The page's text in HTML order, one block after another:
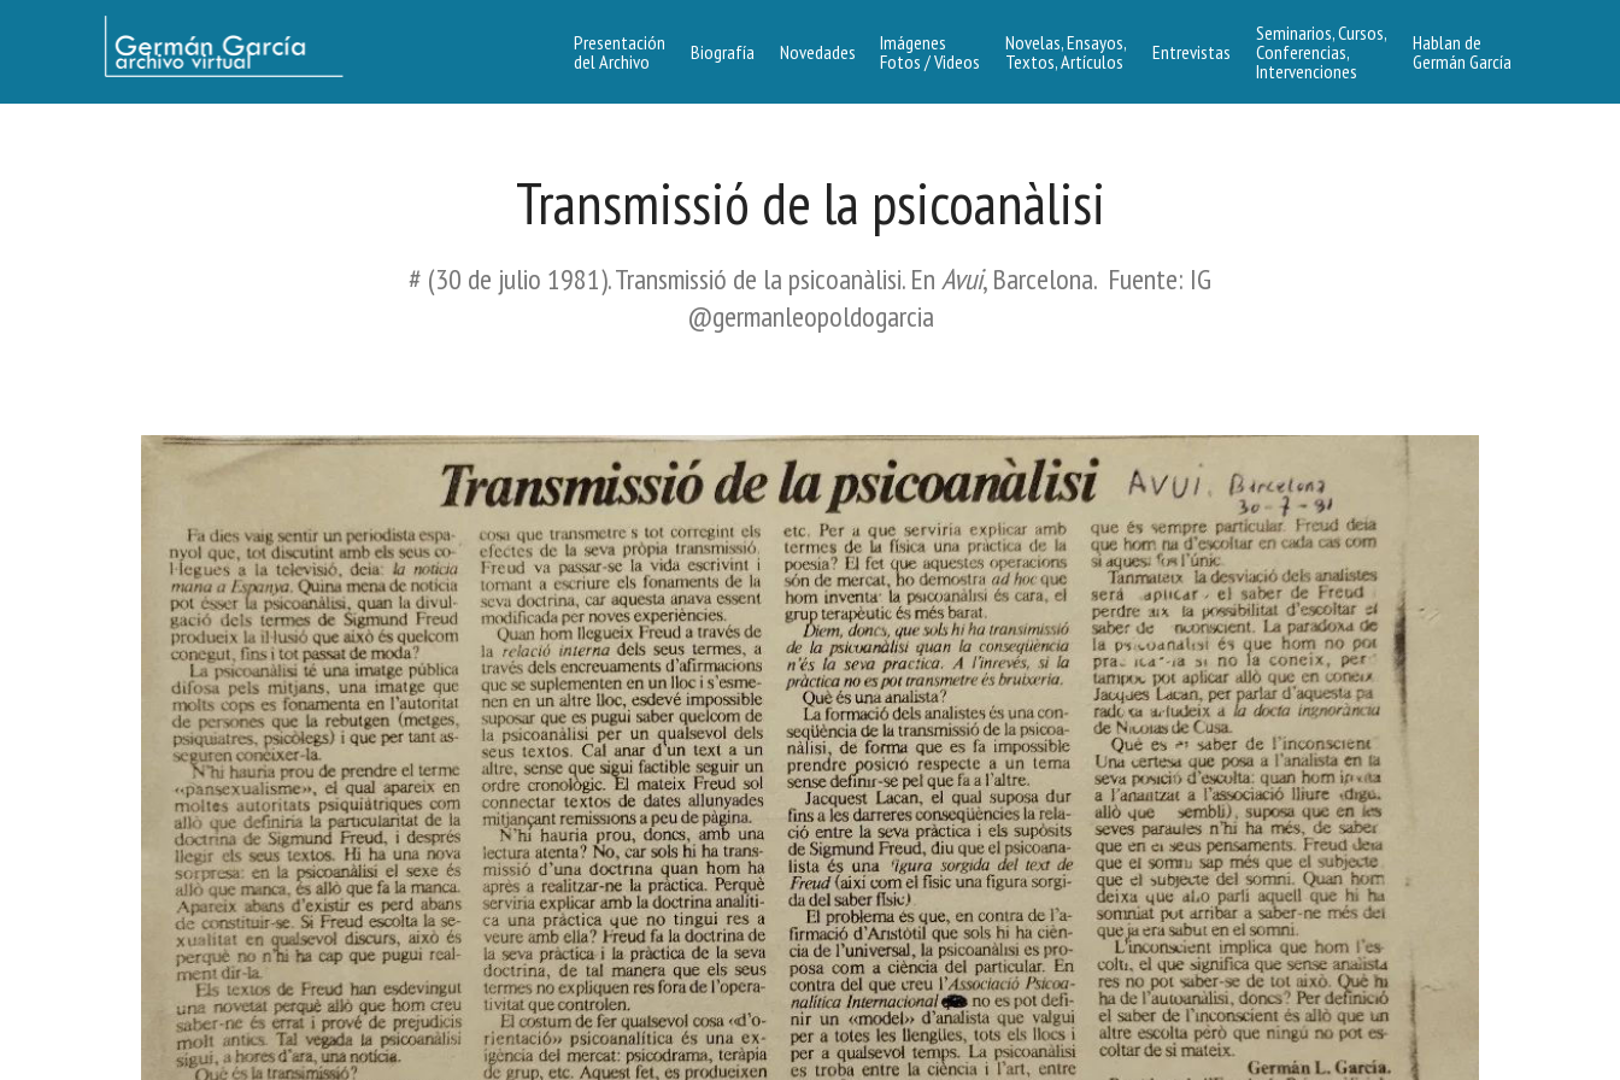
Germán García - Archivo Virtual / Centro Descartes, Buenos Aires
Presentación
del Archivo
Biografía Novedades
Imágenes
Fotos / Videos
Novelas, Ensayos,
Textos, Artículos
Entrevistas
Seminarios, Cursos,
Conferencias,
Intervenciones
Hablan de
Germán García
Transmissió de la psicoanàlisi
# (30 de julio 1981). Transmissió de la psicoanàlisi. EnAvui, Barcelona. Fuente: IG
@germanleopoldogarcia